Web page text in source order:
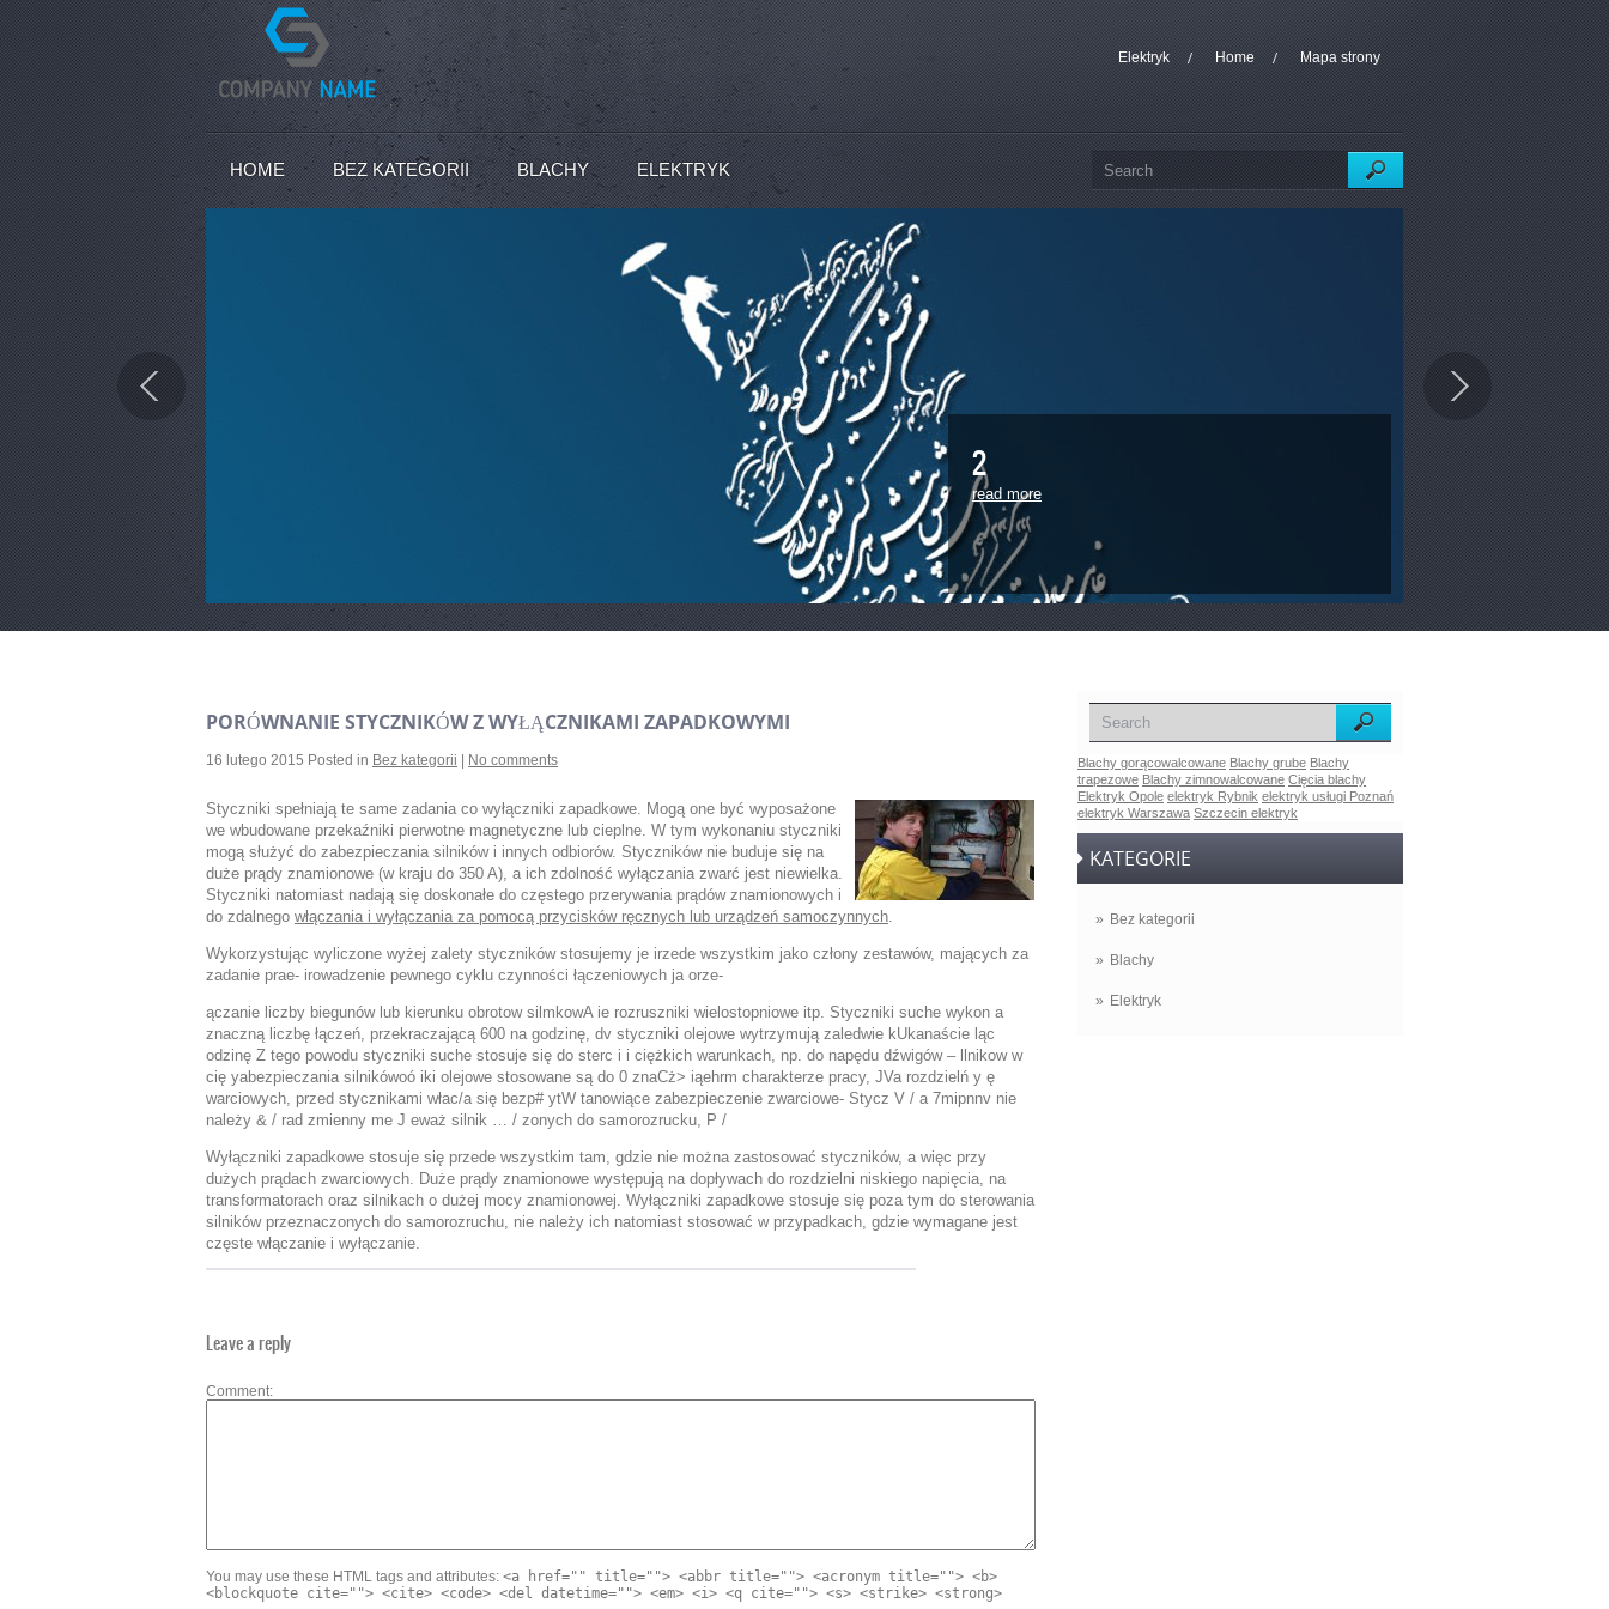
,
Elektryk Home Mapa strony
HOME BEZ KATEGORII BLACHY ELEKTRYK
2
read more
Blachy gorącowalcowane Blachy grube Blachy
trapezowe Blachy zimnowalcowane Cięcia blachy
Elektryk Opole elektryk Rybnik elektryk usługi Poznań
elektryk Warszawa Szczecin elektryk
KATEGORIE
Bez kategorii
Blachy
Elektryk
PORÓWNANIE STYCZNIKÓW Z WYŁĄCZNIKAMI ZAPADKOWYMI
16 lutego 2015 Posted in Bez kategorii No comments
Styczniki spełniają te same zadania co wyłączniki zapadkowe. Mogą one być wyposażone
we wbudowane przekaźniki pierwotne magnetyczne lub cieplne. W tym wykonaniu styczniki
mogą służyć do zabezpieczania silników i innych odbiorów. Styczników nie buduje się na
duże prądy znamionowe (w kraju do 350 A), a ich zdolność wyłączania zwarć jest niewielka.
Styczniki natomiast nadają się doskonałe do częstego przerywania prądów znamionowych i
do zdalnego włączania i wyłączania za pomocą przycisków ręcznych lub urządzeń samoczynnych.
Wykorzystując wyliczone wyżej zalety styczników stosujemy je irzede wszystkim jako człony zestawów, mających za
zadanie prae- irowadzenie pewnego cyklu czynności łączeniowych ja orze-
ączanie liczby biegunów lub kierunku obrotow silmkowA ie rozruszniki wielostopniowe itp. Styczniki suche wykon a
znaczną liczbę łączeń, przekraczającą 600 na godzinę, dv styczniki olejowe wytrzymują zaledwie kUkanaście ląc
odzinę Z tego powodu styczniki suche stosuje się do sterc i i ciężkich warunkach, np. do napędu dźwigów – llnikow w
cię yabezpieczania silnikówoó iki olejowe stosowane są do 0 znaCż> iąehrm charakterze pracy, JVa rozdzielń y ę
warciowych, przed stycznikami włac/a się bezp# ytW tanowiące zabezpieczenie zwarciowe- Stycz V / a 7mipnnv nie
należy & / rad zmienny me J eważ silnik … / zonych do samorozrucku, P /
Wyłączniki zapadkowe stosuje się przede wszystkim tam, gdzie nie można zastosować styczników, a więc przy
dużych prądach zwarciowych. Duże prądy znamionowe występują na dopływach do rozdzielni niskiego napięcia, na
transformatorach oraz silnikach o dużej mocy znamionowej. Wyłączniki zapadkowe stosuje się poza tym do sterowania
silników przeznaczonych do samorozruchu, nie należy ich natomiast stosować w przypadkach, gdzie wymagane jest
częste włączanie i wyłączanie.
Leave a reply
Comment
You may use these HTML tags and attributes: <a href="" title=""> <abbr title=""> <acronym title=""> <b>
<blockquote cite=""> <cite> <code> <del datetime=""> <em> <i> <q cite=""> <s> <strike> <strong>